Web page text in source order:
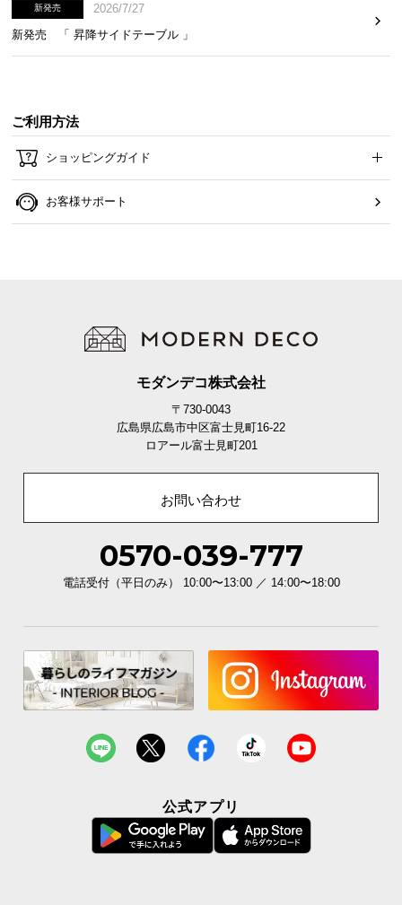
新発売
2026/7/27
新発売 「 昇降サイドテーブル 」
ご利用方法
ショッピングガイド
お客様サポート
モダンデコ株式会社
〒730-0043
広島県広島市中区富士見町16-22
ロアール富士見町201
お問い合わせ
0570-039-777
電話受付（平日のみ） 10:00〜13:00 ／ 14:00〜18:00
公式アプリ